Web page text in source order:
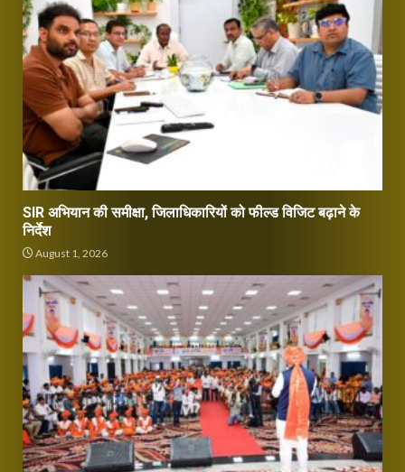
SIR अभियान की समीक्षा, जिलाधिकारियों को फील्ड विजिट बढ़ाने के
निर्देश
August 1, 2026